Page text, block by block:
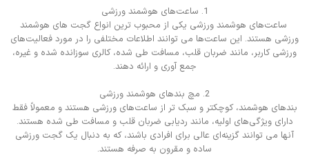
1. ساعت‌های هوشمند ورزشی
ساعت‌های هوشمند ورزشی یکی از محبوب ترین انواع گجت های هوشمند
ورزشی هستند. این ساعت‌ها می توانند اطلاعات مختلفی را در مورد فعالیت‌های
ورزشی کاربر، مانند ضربان قلب، مسافت طی شده، کالری سوزانده شده و غیره،
جمع آوری و ارائه دهند.
2. مچ بندهای هوشمند ورزشی
بندهای هوشمند، کوچکتر و سبک تر از ساعت‌های ورزشی هستند و معمولاً فقط
دارای ویژگی‌های اولیه، مانند ردیابی ضربان قلب و مسافت طی شده هستند.
آنها می توانند گزینه‌ای عالی برای افرادی باشند، که به دنبال یک گجت ورزشی
ساده و مقرون به صرفه هستند.